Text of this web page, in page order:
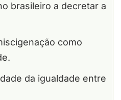
brasileiro a decretar a
como
da igualdade entre